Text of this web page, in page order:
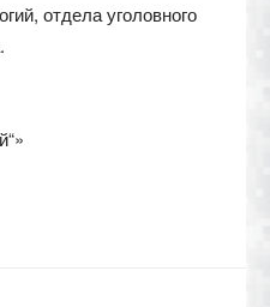
отдела уголовного